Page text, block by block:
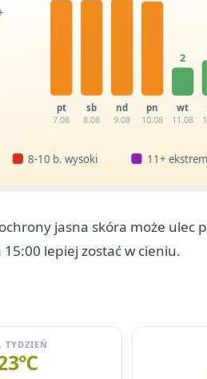
pt
7.08
sb
8.08
nd
9.08
pn
10.08
2
wt
11.08
8-10 b. wysoki 11+
jasna skóra może ulec
lepiej zostać w cieniu.
TYDZIEŃ